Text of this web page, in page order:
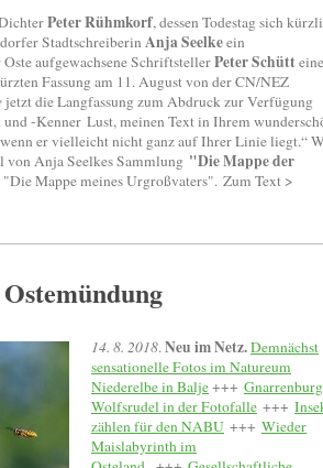
Peter Rühmkorf, dessen Todestag sich
Stadtschreiberin Anja Seelkeein
aufgewachsene SchriftstellerPeter Schütt
Fassung am 11. August von der CN/NEZ
jetzt die Langfassung zum Abdruck zur Verfügung
-Kenner Lust, meinen Text in Ihrem
er vielleicht nicht ganz auf Ihrer Linie liegt.“
von Anja Seelkes Sammlung "Die Mappe der
Mappe meines Urgroßvaters". Zum Text >
14. 8. 2018.Neu im Netz.Demnächst
sensationelle Fotos im Natureum
Niederelbe in Balje+++
Wolfsrudel in der Fotofalle +++
zählen für den NABU +++ Wieder
Maislabyrinth im